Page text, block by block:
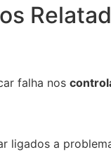
falha nos
ligados a